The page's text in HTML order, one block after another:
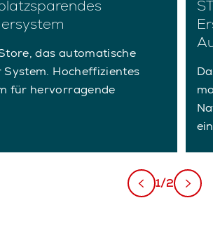
das automatische
System. Hocheffizientes
für hervorragende
1/2